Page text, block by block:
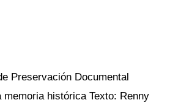
Preservación Documental
histórica Texto: Renny